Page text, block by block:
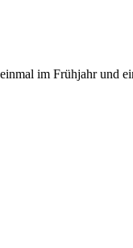
im Frühjahr und